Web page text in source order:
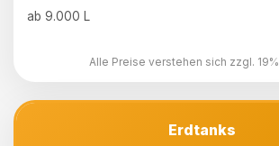
ab 9.000 L
Alle Preise verstehen sich zzgl.
Erdtanks